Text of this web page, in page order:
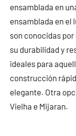
ensamblada en
ensamblada en el
son conocidas
su durabilidad y
ideales para
construcción
elegante. Otra
Vielha e Mijaran.